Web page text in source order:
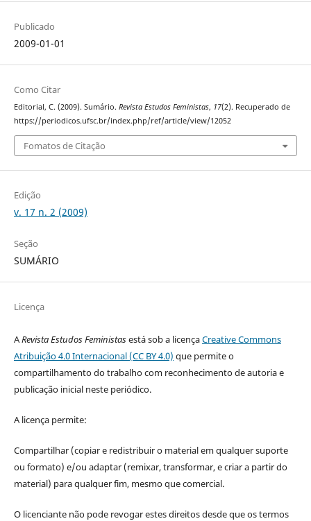
Publicado
2009-01-01
Como Citar
Editorial, C. (2009). Sumário. Revista Estudos Feministas, 17(2). Recuperado de
https://periodicos.ufsc.br/index.php/ref/article/view/12052
Fomatos de Citação
Edição
v. 17 n. 2 (2009)
Seção
SUMÁRIO
Licença
ARevista Estudos Feministasestá sob a licençaCreative Commons
Atribuição 4.0 Internacional (CC BY 4.0) que permite o
compartilhamento do trabalho com reconhecimento de autoria e
publicação inicial neste periódico.
A licença permite:
Compartilhar (copiar e redistribuir o material em qualquer suporte
ou formato) e/ou adaptar (remixar, transformar, e criar a partir do
material) para qualquer fim, mesmo que comercial.
O licenciante não pode revogar estes direitos desde que os termos